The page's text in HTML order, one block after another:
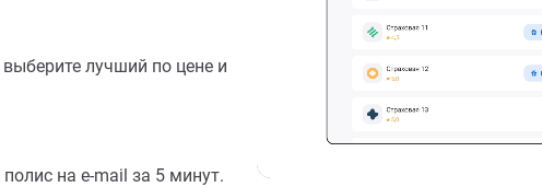
лучший по цене и
на e-mail за 5 минут.